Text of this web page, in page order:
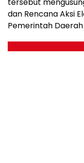
dan Rencana Aksi
Pemerintah Daerah